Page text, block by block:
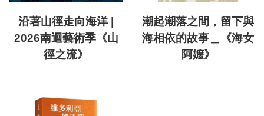
沿著山徑走向海洋 |
2026南迴藝術季《山
徑之流》
潮起潮落之間，留下與
海相依的故事＿《海女
阿嬤》